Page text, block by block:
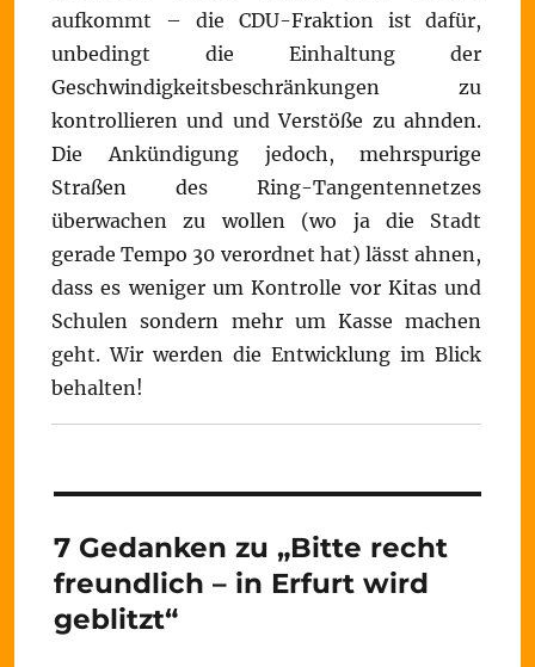
aufkommt – die CDU-Fraktion ist dafür,
unbedingt die Einhaltung der
Geschwindigkeitsbeschränkungen zu
kontrollieren und und Verstöße zu ahnden.
Die Ankündigung jedoch, mehrspurige
Straßen des Ring-Tangentennetzes
überwachen zu wollen (wo ja die Stadt
gerade Tempo 30 verordnet hat) lässt ahnen,
dass es weniger um Kontrolle vor Kitas und
Schulen sondern mehr um Kasse machen
geht. Wir werden die Entwicklung im Blick
behalten!
7 Gedanken zu „Bitte recht
freundlich – in Erfurt wird
geblitzt“